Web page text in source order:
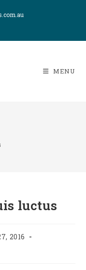
MENU
luctus
2016